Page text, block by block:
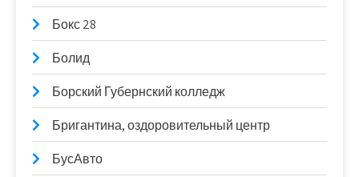
Бокс 28
Болид
Борский Губернский колледж
Бригантина, оздоровительный центр
БусАвто